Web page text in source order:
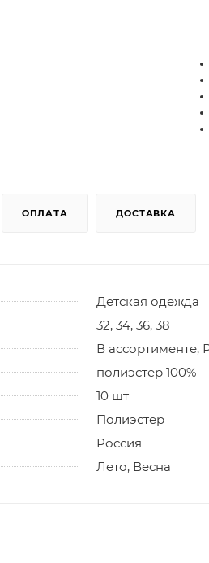
ОПЛАТА ДОСТАВКА
Детская одежда
32, 34, 36, 38
В ассортименте,
полиэстер 100%
10 шт
Полиэстер
Россия
Лето, Весна